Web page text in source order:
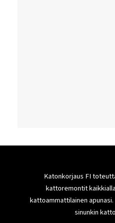
Katonkorjaus FI
kattoremontit
kattoammattilainen
sinunkin